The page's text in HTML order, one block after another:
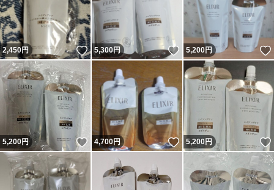
2,450円 いいね！
5,300円 いいね！
5,200円
5,200円 いいね！
4,700円 いいね！
5,200円